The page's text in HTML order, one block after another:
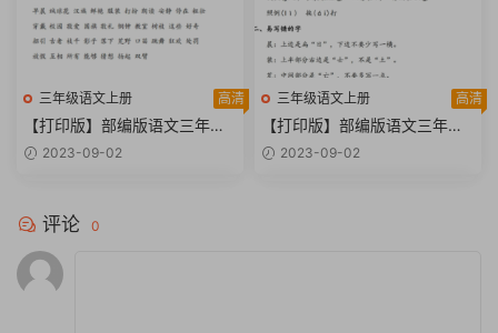
三年级语文上册 高清
【打印版】部编版语文三年级
上册期中必掌握重点默写词语
2023-09-02
三年级语文上册 高清
【打印版】部编版语文三年级
上册期中易读错写错字汇总【3
2023-09-02
评论 0